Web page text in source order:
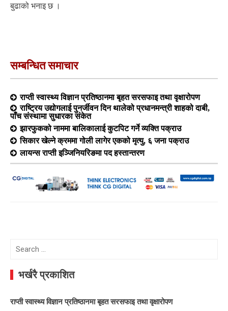
बुढाको भनाइ छ ।
सम्बन्धित समाचार
राप्ती स्वास्थ्य विज्ञान प्रतिष्ठानमा बृहत सरसफाइ तथा वृक्षारोपण
राष्ट्रिय उद्योगलाई पुनर्जीवन दिन थालेको प्रधानमन्त्री शाहको दाबी,
पाँच संस्थामा सुधारका संकेत
झारफुकको नाममा बालिकालाई कुटपिट गर्ने व्यक्ति पक्राउ
सिकार खेल्ने क्रममा गोली लागेर एकको मृत्यु, ६ जना पक्राउ
लायन्स राप्ती इञ्जिनियरिङमा पद हस्तान्तरण
Search
भर्खरै प्रकाशित
राप्ती स्वास्थ्य विज्ञान प्रतिष्ठानमा बृहत सरसफाइ तथा वृक्षारोपण